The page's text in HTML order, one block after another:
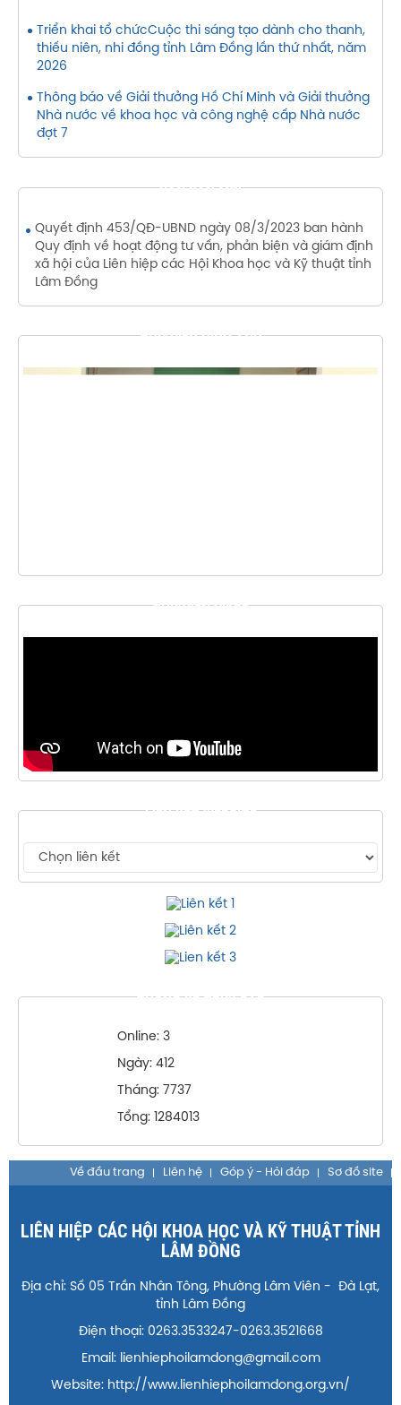
Triển khai tổ chứcCuộc thi sáng tạo dành cho thanh,
thiếu niên, nhi đồng tỉnh Lâm Đồng lần thứ nhất, năm
2026
Thông báo về Giải thưởng Hồ Chí Minh và Giải thưởng
Nhà nước về khoa học và công nghệ cấp Nhà nước
đợt 7
VĂN BẢN MỚI
Quyết định 453/QĐ-UBND ngày 08/3/2023 ban hành
Quy định về hoạt động tư vấn, phản biện và giám định
xã hội của Liên hiệp các Hội Khoa học và Kỹ thuật tỉnh
Lâm Đồng
THƯ VIỆN HÌNH ẢNH
THƯ VIỆN VIDEO
LIÊN KẾT WEBSITE
THỐNG KÊ TRUY CẬP
Online: 3
Ngày: 412
Tháng: 7737
Tổng: 1284013
Về đầu trang Liên hệ Góp ý - Hỏi đáp Sơ đồ site
LIÊN HIỆP CÁC HỘI KHOA HỌC VÀ KỸ THUẬT TỈNH
LÂM ĐỒNG
Địa chỉ: Số 05 Trần Nhân Tông, Phường Lâm Viên - Đà Lạt,
tỉnh Lâm Đồng
Điện thoại: 0263.3533247-0263.3521668
Email: lienhiephoilamdong@gmail.com
Website: http://www.lienhiephoilamdong.org.vn/